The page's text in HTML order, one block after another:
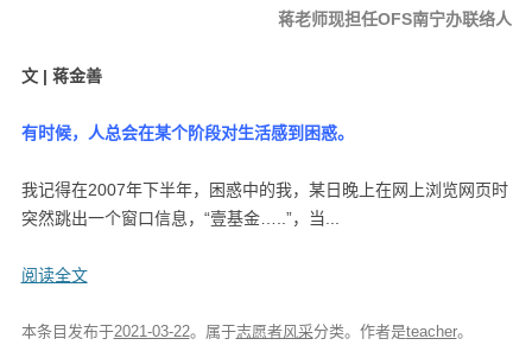
蒋老师现担任OFS南宁办联络人
文 | 蒋金善
有时候，人总会在某个阶段对生活感到困惑。
我记得在2007年下半年，困惑中的我，某日晚上在网上浏览网页时
突然跳出一个窗口信息，“壹基金…..”，当...
阅读全文
本条目发布于2021-03-22。属于志愿者风采分类。 作者是teacher。